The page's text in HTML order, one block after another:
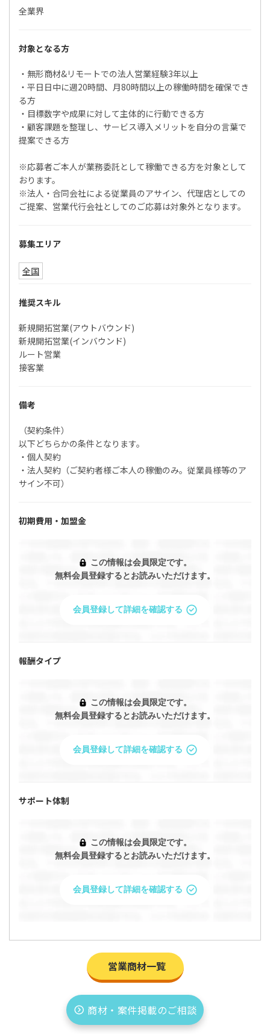
「【法人営業経験者向け】製造業DXサービスの
平日日中稼働」の条件を問い合わせますか？
ができます。
今すぐ問い合わせる
プロフィールを確認・編集して問い合わせ
全業界
対象となる方
・無形商材&リモートでの法人営業経験3年以上
・平日日中に週20時間、月80時間以上の稼働時間を確保でき
る方
・目標数字や成果に対して主体的に行動できる方
・顧客課題を整理し、サービス導入メリットを自分の言葉で
提案できる方
※応募者ご本人が業務委託として稼働できる方を対象として
おります。
※法人・合同会社による従業員のアサイン、代理店としての
ご提案、営業代行会社としてのご応募は対象外となります。
募集エリア
全国
推奨スキル
新規開拓営業(アウトバウンド)
新規開拓営業(インバウンド)
ルート営業
接客業
備考
（契約条件）
以下どちらかの条件となります。
・個人契約
・法人契約（ご契約者様ご本人の稼働のみ。従業員様等のア
サイン不可）
初期費用・加盟金
この情報は会員限定です。
無料会員登録するとお読みいただけます。
会員登録して詳細を確認する
報酬タイプ
この情報は会員限定です。
無料会員登録するとお読みいただけます。
会員登録して詳細を確認する
サポート体制
この情報は会員限定です。
無料会員登録するとお読みいただけます。
会員登録して詳細を確認する
営業商材一覧
商材・案件掲載のご相談